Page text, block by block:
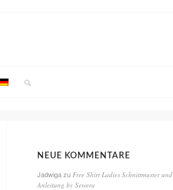
NEUE KOMMENTARE
Jadwigazu Free Shirt Ladies Schnittmuster und
Anleitung by Sewera